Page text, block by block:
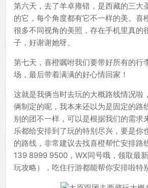
第六天，去了羊卓雍错，是西藏的三大
的它，每个角度都有它不一样的美。喜
很多不同视角的美照，存在手机里真的
子，好谢谢她呀。
第七天，喜橙嘱咐我们要带好所有的行
场，最后带着满满的好心情回家！
这就是我俩当时去玩的大概路线情况啦
俩制定的呢，我本来还以为是固定的路
别的团不一样，可以是根据我们的需求
乐都给安排到了玩的特别尽兴，要是你
的路线，非常建议去找喜橙帮忙安排路
139 8999 9500，WX同号哦，领取最
玩攻略），吃住行游都能帮你安排啦特